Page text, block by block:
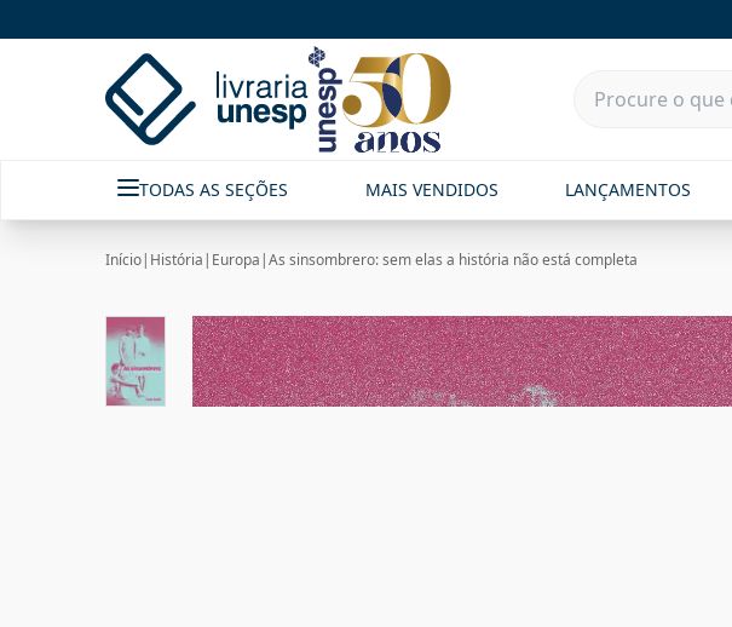
TODAS AS SEÇÕES MAIS VENDIDOS LANÇAMENTOS
Início| História | Europa |As sinsombrero: sem elas a história não está completa